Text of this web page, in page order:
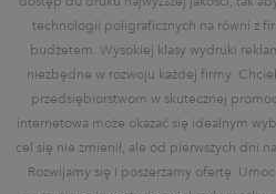
technologii poligraficznych na równi z
budżetem. Wysokiej klasy wydruki
niezbędne w rozwoju każdej firmy.
przedsiębiorstwom w skutecznej
internetowa może okazać się idealnym
cel się nie zmienił, ale od pierwszych dni
Rozwijamy się i poszerzamy ofertę.